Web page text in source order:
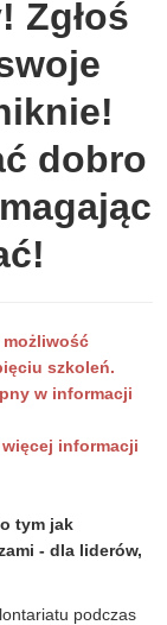
Zgłoś
dobro
możliwość
szkoleń.
w informacji
informacji
tym jak
- dla liderów,
podczas